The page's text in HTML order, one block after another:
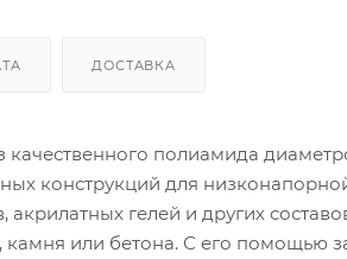
ДОСТАВКА
полиамида
конструкций для
гелей и других
камня или бетона. С его помощью